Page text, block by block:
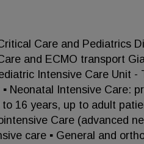
Care and Pediatrics
and ECMO transport
Intensive Care Unit -
Neonatal Intensive Care:
16 years, up to adult
Care (advanced
care ▪ General and